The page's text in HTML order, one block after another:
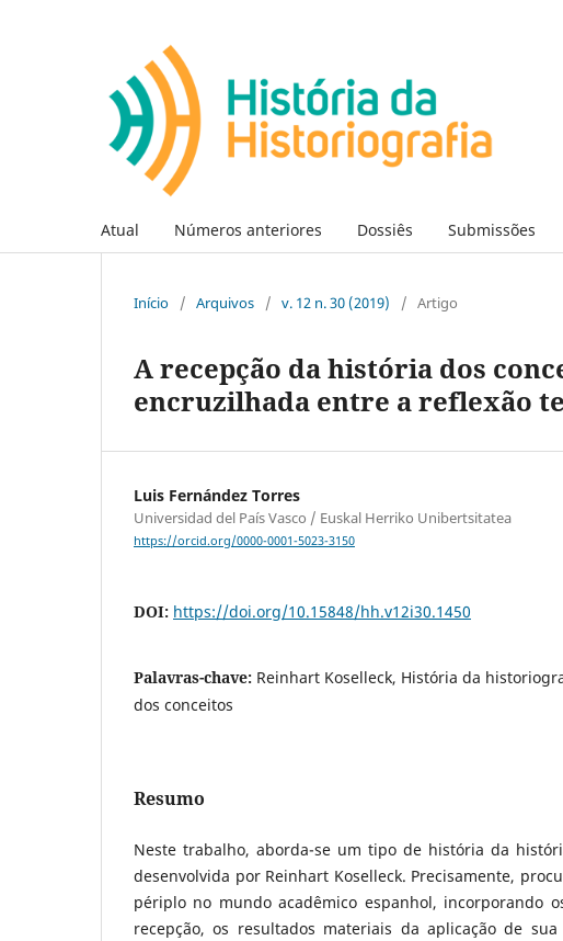
Atual Números anteriores Dossiês Submissões
Início / Arquivos / v. 12 n. 30 (2019) / Artigo
A recepção da história dos
encruzilhada entre a reflexão
Luis Fernández Torres
Universidad del País Vasco / Euskal Herriko Unibertsitatea
https://orcid.org/0000-0001-5023-3150
DOI: https://doi.org/10.15848/hh.v12i30.1450
Palavras-chave: Reinhart Koselleck, História da
dos conceitos
Resumo
Neste trabalho, aborda-se um tipo de história da
desenvolvida por Reinhart Koselleck. Precisamente,
périplo no mundo acadêmico espanhol, incorporando
recepção, os resultados materiais da aplicação de